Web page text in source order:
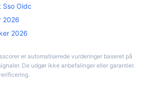
Sso Oidc
2026
2026
er automatiserede vurderinger baseret på
De udgør ikke anbefalinger eller garantier.